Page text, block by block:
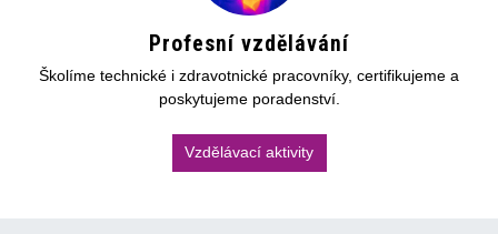
Profesní vzdělávání
Školíme technické i zdravotnické pracovníky, certifikujeme a
poskytujeme poradenství.
Vzdělávací aktivity